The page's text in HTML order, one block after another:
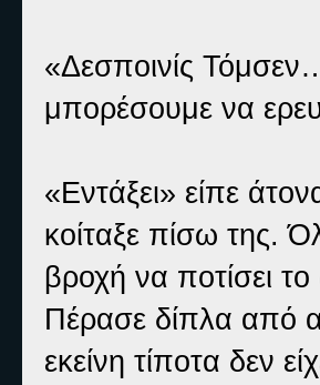
«Δεσποινίς
μπορέσουμε να
«Εντάξει» είπε
κοίταξε πίσω της.
βροχή να ποτίσει
Πέρασε δίπλα από
εκείνη τίποτα δεν